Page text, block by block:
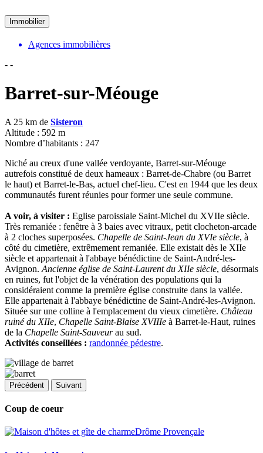
Immobilier
Agences immobilières
- -
Barret-sur-Méouge
A 25 km de Sisteron
Altitude : 592 m
Nombre d’habitants : 247
Niché au creux d'une vallée verdoyante, Barret-sur-Méouge
autrefois constitué de deux hameaux : Barret-de-Chabre (ou Barret
le haut) et Barret-le-Bas, actuel chef-lieu. C'est en 1944 que les deux
communautés furent réunies pour former une seule commune.
A voir, à visiter : Eglise paroissiale Saint-Michel du XVIIe siècle.
Très remaniée : fenêtre à 3 baies avec vitraux, petit clocheton-arcade
à 2 cloches superposées. Chapelle de Saint-Jean du XVIe siècle, à
côté du cimetière, extrêmement remaniée. Elle existait dès le XIIe
siècle et appartenait à l'abbaye bénédictine de Saint-André-les-
Avignon. Ancienne église de Saint-Laurent du XIIe siècle, désormais
en ruines, fut l'objet de la vénération des populations qui la
considéraient comme la première église construite dans la vallée.
Elle appartenait à l'abbaye bénédictine de Saint-André-les-Avignon.
Située sur une colline à l'emplacement du vieux cimetière. Château
ruiné du XIIe, Chapelle Saint-Blaise XVIIIe à Barret-le-Haut, ruines
de la Chapelle Saint-Sauveurau sud.
Activités conseillées : randonnée pédestre.
Précédent Suivant
Coup de coeur